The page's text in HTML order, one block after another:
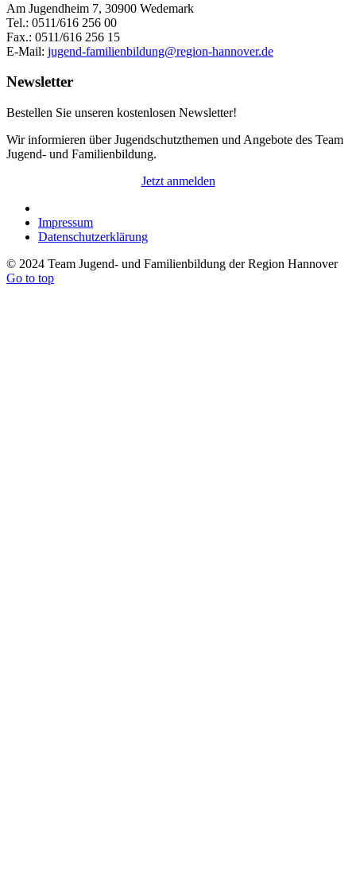
Am Jugendheim 7, 30900 Wedemark
Tel.: 0511/616 256 00
Fax.: 0511/616 256 15
E-Mail: jugend-familienbildung@region-hannover.de
Newsletter
Bestellen Sie unseren kostenlosen Newsletter!
Wir informieren über Jugendschutzthemen und Angebote des Team
Jugend- und Familienbildung.
Jetzt anmelden
Impressum
Datenschutzerklärung
© 2024 Team Jugend- und Familienbildung der Region Hannover
Go to top